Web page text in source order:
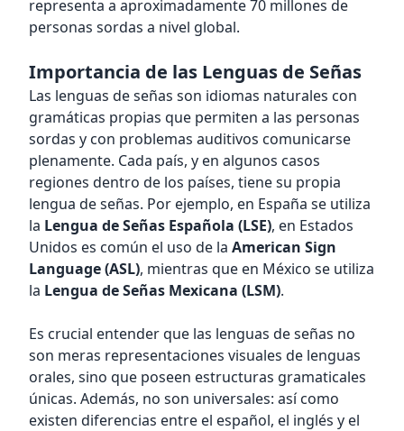
representa a aproximadamente 70 millones de
personas sordas a nivel global.
Importancia de las Lenguas de Señas
Las lenguas de señas son idiomas naturales con
gramáticas propias que permiten a las personas
sordas y con problemas auditivos comunicarse
plenamente. Cada país, y en algunos casos
regiones dentro de los países, tiene su propia
lengua de señas. Por ejemplo, en España se utiliza
la Lengua de Señas Española (LSE), en Estados
Unidos es común el uso de la American Sign
Language (ASL), mientras que en México se utiliza
la Lengua de Señas Mexicana (LSM).
Es crucial entender que las lenguas de señas no
son meras representaciones visuales de lenguas
orales, sino que poseen estructuras gramaticales
únicas. Además, no son universales: así como
existen diferencias entre el español, el inglés y el